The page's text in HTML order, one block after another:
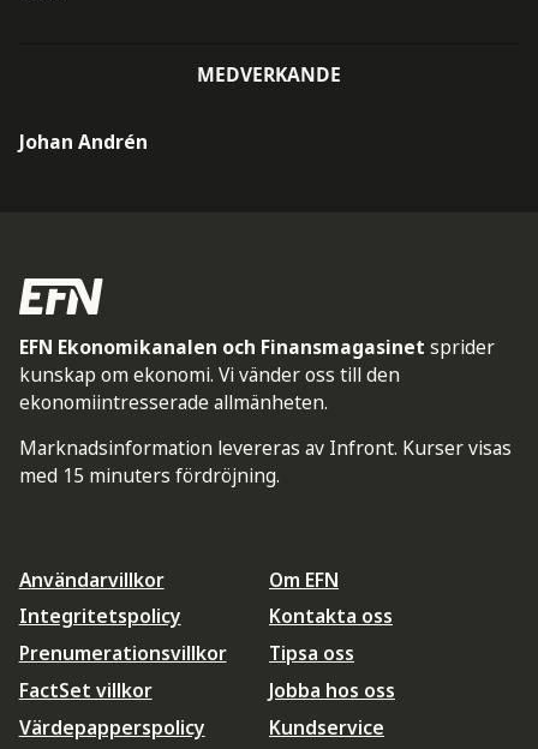
MEDVERKANDE
Johan Andrén
EFN Ekonomikanalen och Finansmagasinet sprider
kunskap om ekonomi. Vi vänder oss till den
ekonomiintresserade allmänheten.
Marknadsinformation levereras av Infront. Kurser visas
med 15 minuters fördröjning.
Användarvillkor
Integritetspolicy
Prenumerationsvillkor
FactSet villkor
Värdepapperspolicy
Om EFN
Kontakta oss
Tipsa oss
Jobba hos oss
Kundservice